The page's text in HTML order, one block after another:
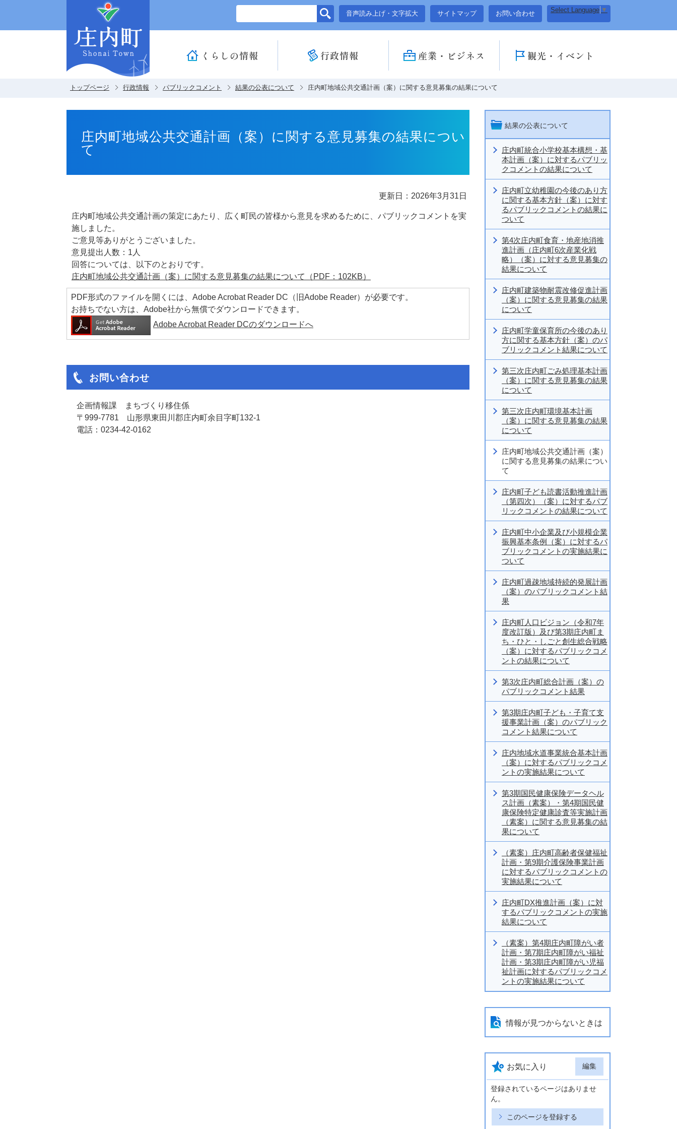
このページの本文へ移動
音声読み上げ・文字拡大 サイトマップ お問い合わせ Select Language ▼
くらしの情報 行政情報 産業・ビジネス 観光・イベント
トップページ 行政情報 パブリックコメント 結果の公表について 庄内町地域公共交通計画（案）に関する意見募集の結果について
庄内町地域公共交通計画（案）に関する意見募集の結果につい
て
更新日：2026年3月31日
庄内町地域公共交通計画の策定にあたり、広く町民の皆様から意見を求めるために、パブリックコメントを実
施しました。
ご意見等ありがとうございました。
意見提出人数：1人
回答については、以下のとおりです。
庄内町地域公共交通計画（案）に関する意見募集の結果について（PDF：102KB）
PDF形式のファイルを開くには、Adobe Acrobat Reader DC（旧Adobe Reader）が必要です。
お持ちでない方は、Adobe社から無償でダウンロードできます。
Adobe Acrobat Reader DCのダウンロードへ
お問い合わせ
企画情報課 まちづくり移住係
〒999-7781 山形県東田川郡庄内町余目字町132-1
電話：0234-42-0162
結果の公表について
庄内町統合小学校基本構想・基
本計画（案）に対するパブリッ
クコメントの結果について
庄内町立幼稚園の今後のあり方
に関する基本方針（案）に対す
るパブリックコメントの結果に
ついて
第4次庄内町食育・地産地消推
進計画（庄内町6次産業化戦
略）（案）に対する意見募集の
結果について
庄内町建築物耐震改修促進計画
（案）に関する意見募集の結果
について
庄内町学童保育所の今後のあり
方に関する基本方針（案）のパ
ブリックコメント結果について
第三次庄内町ごみ処理基本計画
（案）に関する意見募集の結果
について
第三次庄内町環境基本計画
（案）に関する意見募集の結果
について
庄内町地域公共交通計画（案）
に関する意見募集の結果につい
て
庄内町子ども読書活動推進計画
（第四次）（案）に対するパブ
リックコメントの結果について
庄内町中小企業及び小規模企業
振興基本条例（案）に対するパ
ブリックコメントの実施結果に
ついて
庄内町過疎地域持続的発展計画
（案）のパブリックコメント結
果
庄内町人口ビジョン（令和7年
度改訂版）及び第3期庄内町ま
ち・ひと・しごと創生総合戦略
（案）に対するパブリックコメ
ントの結果について
第3次庄内町総合計画（案）の
パブリックコメント結果
第3期庄内町子ども・子育て支
援事業計画（案）のパブリック
コメント結果について
庄内地域水道事業統合基本計画
（案）に対するパブリックコメ
ントの実施結果について
第3期国民健康保険データヘル
ス計画（素案）・第4期国民健
康保険特定健康診査等実施計画
（素案）に関する意見募集の結
果について
（素案）庄内町高齢者保健福祉
計画・第9期介護保険事業計画
に対するパブリックコメントの
実施結果について
庄内町DX推進計画（案）に対
するパブリックコメントの実施
結果について
（素案）第4期庄内町障がい者
計画・第7期庄内町障がい福祉
計画・第3期庄内町障がい児福
祉計画に対するパブリックコメ
ントの実施結果について
情報が見つからないときは
お気に入り 編集
登録されているページはありませ
ん。
このページを登録する